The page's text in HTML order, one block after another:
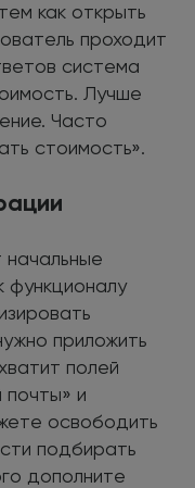
как открыть
проходит
система
Лучше
Часто
стоимость».
начальные
функционалу
приложить
полей
почты» и
освободить
подбирать
дополните